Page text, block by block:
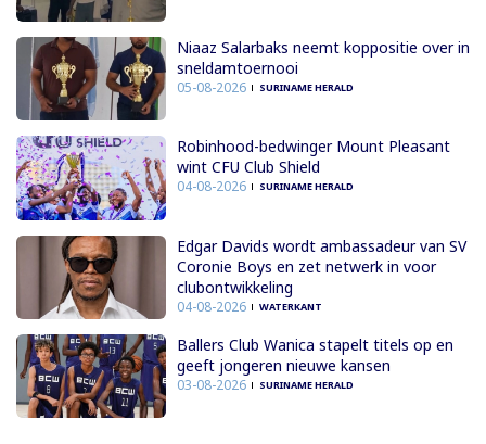
Niaaz Salarbaks neemt koppositie over in
sneldamtoernooi
05-08-2026 SURINAME HERALD
Robinhood-bedwinger Mount Pleasant
wint CFU Club Shield
04-08-2026 SURINAME HERALD
Edgar Davids wordt ambassadeur van SV
Coronie Boys en zet netwerk in voor
clubontwikkeling
04-08-2026 WATERKANT
Ballers Club Wanica stapelt titels op en
geeft jongeren nieuwe kansen
03-08-2026 SURINAME HERALD